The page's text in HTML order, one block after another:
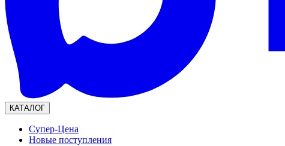
КАТАЛОГ
Супер-Цена
Новые поступления